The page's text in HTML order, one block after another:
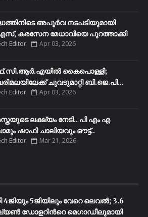
അപൂർവ നടപടിയുമായി
കരസേന മേധാവിയെ പുറത്താക്കി
Editor Apr 03, 2026
കൈപൊള്ളി;
ചുവടുമാറ്റി ബി.ജെ.പി...
Editor Apr 03, 2026
ലക്ഷ്യം നേടി.. പി എം എ
ഷാഫി ചാലിയവും ഔട്ട്..
Editor Mar 21, 2026
4ജിയും 5ജിയിലും വേറെ ലെവൽ; 3.6
ഡോളറിന്‍റെ മെഗാഡീലുമായി